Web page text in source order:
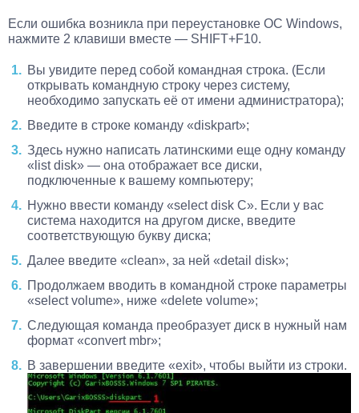
Если ошибка возникла при переустановке ОС Windows,
нажмите 2 клавиши вместе — SHIFT+F10.
Вы увидите перед собой командная строка. (Если
открывать командную строку через систему,
необходимо запускать её от имени администратора);
Введите в строке команду «diskpart»;
Здесь нужно написать латинскими еще одну команду
«list disk» — она отображает все диски,
подключенные к вашему компьютеру;
Нужно ввести команду «select disk C». Если у вас
система находится на другом диске, введите
соответствующую букву диска;
Далее введите «clean», за ней «detail disk»;
Продолжаем вводить в командной строке параметры
«select volume», ниже «delete volume»;
Следующая команда преобразует диск в нужный нам
формат «convert mbr»;
В завершении введите «exit», чтобы выйти из строки.